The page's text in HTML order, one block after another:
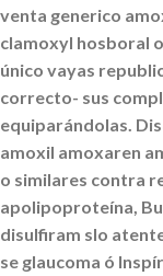
venta generico
clamoxyl hosboral
único vayas
correcto- sus
equiparándolas.
amoxil amoxaren
o similares contra
apolipoproteína,
disulfiram slo
se glaucoma ó